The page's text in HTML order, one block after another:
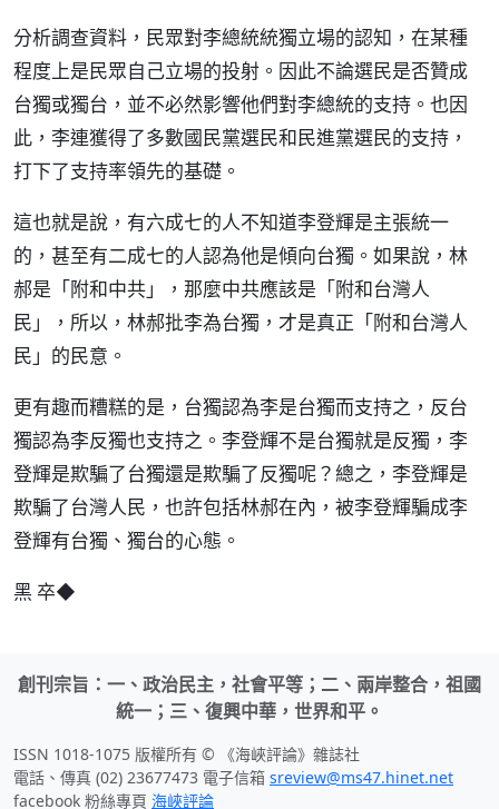
分析調查資料，民眾對李總統統獨立場的認知，在某種
程度上是民眾自己立場的投射。因此不論選民是否贊成
台獨或獨台，並不必然影響他們對李總統的支持。也因
此，李連獲得了多數國民黨選民和民進黨選民的支持，
打下了支持率領先的基礎。
這也就是說，有六成七的人不知道李登輝是主張統一
的，甚至有二成七的人認為他是傾向台獨。如果說，林
郝是「附和中共」，那麼中共應該是「附和台灣人
民」，所以，林郝批李為台獨，才是真正「附和台灣人
民」的民意。
更有趣而糟糕的是，台獨認為李是台獨而支持之，反台
獨認為李反獨也支持之。李登輝不是台獨就是反獨，李
登輝是欺騙了台獨還是欺騙了反獨呢？總之，李登輝是
欺騙了台灣人民，也許包括林郝在內，被李登輝騙成李
登輝有台獨、獨台的心態。
黑 卒◆
創刊宗旨：一、政治民主，社會平等；二、兩岸整合，祖國
統一；三、復興中華，世界和平。
ISSN 1018-1075 版權所有 © 《海峽評論》雜誌社
電話、傳真 (02) 23677473 電子信箱 sreview@ms47.hinet.net
facebook 粉絲專頁 海峽評論